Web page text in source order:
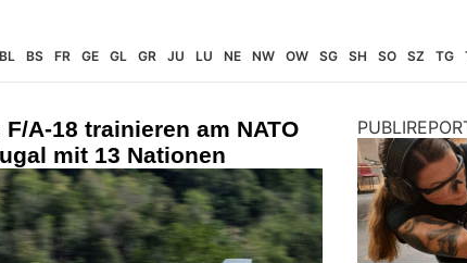
BL BS FR GE GL GR JU LU NE NW OW SG SH SO SZ TG
A-18 trainieren am NATO
mit 13 Nationen